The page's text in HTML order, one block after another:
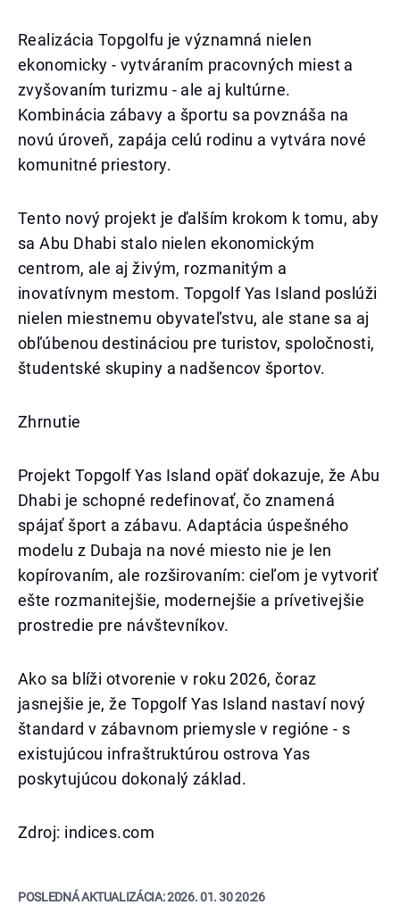
Realizácia Topgolfu je významná nielen
ekonomicky - vytváraním pracovných miest a
zvyšovaním turizmu - ale aj kultúrne.
Kombinácia zábavy a športu sa povznáša na
novú úroveň, zapája celú rodinu a vytvára nové
komunitné priestory.
Tento nový projekt je ďalším krokom k tomu, aby
sa Abu Dhabi stalo nielen ekonomickým
centrom, ale aj živým, rozmanitým a
inovatívnym mestom. Topgolf Yas Island poslúži
nielen miestnemu obyvateľstvu, ale stane sa aj
obľúbenou destináciou pre turistov, spoločnosti,
študentské skupiny a nadšencov športov.
Zhrnutie
Projekt Topgolf Yas Island opäť dokazuje, že Abu
Dhabi je schopné redefinovať, čo znamená
spájať šport a zábavu. Adaptácia úspešného
modelu z Dubaja na nové miesto nie je len
kopírovaním, ale rozširovaním: cieľom je vytvoriť
ešte rozmanitejšie, modernejšie a prívetivejšie
prostredie pre návštevníkov.
Ako sa blíži otvorenie v roku 2026, čoraz
jasnejšie je, že Topgolf Yas Island nastaví nový
štandard v zábavnom priemysle v regióne - s
existujúcou infraštruktúrou ostrova Yas
poskytujúcou dokonalý základ.
Zdroj: indices.com
POSLEDNÁ AKTUALIZÁCIA:2026. 01. 30 20:26